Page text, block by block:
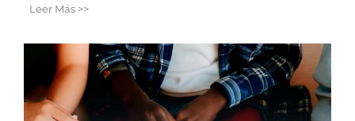
Leer Más >>